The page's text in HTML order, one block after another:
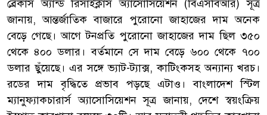
ব্রেকার্স অ্যান্ড রিসাইক্লাস অ্যাসোসিয়েশন (বিএসবিআর) সূত্র
জানায়, আন্তর্জাতিক বাজারে পুরোনো জাহাজের দাম অনেক
বেড়ে গেছে। আগে টনপ্রতি পুরোনো জাহাজের দাম ছিল ৩৫০
থেকে ৪০০ ডলার। বর্তমানে সে দাম বেড়ে ৬০০ থেকে ৭০০
ডলার ছুঁয়েছে। এর সঙ্গে ভ্যাট-ট্যাক্স, কাটিংকসহ অন্যান্য খরচ।
রডের দাম বৃদ্ধিতে প্রভাব পড়ছে এটাও। বাংলাদেশ স্টিল
ম্যানুফ্যাকচারার্স অ্যাসোসিয়েশন সূত্র জানায়, দেশে স্বয়ংক্রিয়